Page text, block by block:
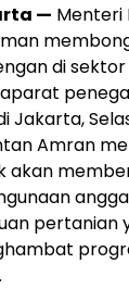
— Menteri
di
Jakarta,
Amran
akan
pertanian